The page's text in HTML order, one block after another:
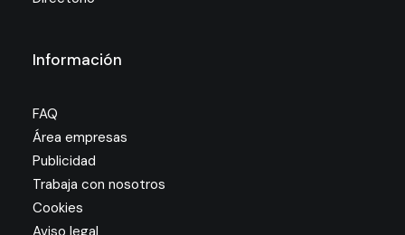
Información
FAQ
Área empresas
Publicidad
Trabaja con nosotros
Cookies
Aviso legal